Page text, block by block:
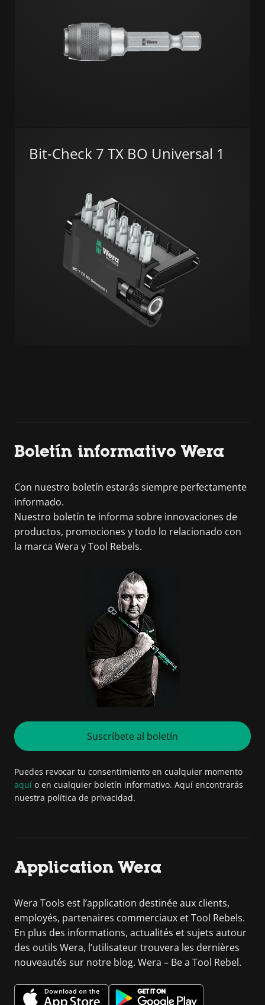
Bit-Check 7 TX BO Universal 1
Boletín informativo Wera
Con nuestro boletín estarás siempre perfectamente
informado.
Nuestro boletín te informa sobre innovaciones de
productos, promociones y todo lo relacionado con
la marca Wera y Tool Rebels.
Suscríbete al boletín
Puedes revocar tu consentimiento en cualquier momento
aquí o en cualquier boletín informativo. Aquí encontrarás
nuestra política de privacidad.
Application Wera
Wera Tools est l’application destinée aux clients,
employés, partenaires commerciaux et Tool Rebels.
En plus des informations, actualités et sujets autour
des outils Wera, l’utilisateur trouvera les dernières
nouveautés sur notre blog. Wera – Be a Tool Rebel.